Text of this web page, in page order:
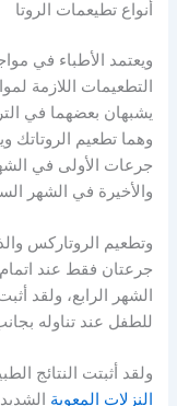
أنواع تطيعمات الروتا
ويعتمد الأطباء في
التطعيمات اللازمة
يشبهان بعضهما في
وهما تطعيم
جرعات الأولى في
والأخيرة في الشهر
وتطعيم الروتاركس
جرعتان فقط عند
الشهر الرابع، ولقد
للطفل عند تناوله
ولقد أثبتت النتائج
النزلات المعوية